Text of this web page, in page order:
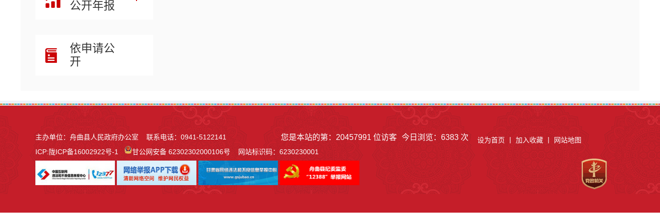
公开年报
依申请公
开
主办单位：舟曲县人民政府办公室 联系电话：0941-5122141
ICP:陇ICP备16002922号-1 甘公网安备 62302302000106号网站标识码：6230230001
您是本站的第： 20457991 位访客 今日浏览： 6383 次 设为首页 丨加入收藏 丨网站地图